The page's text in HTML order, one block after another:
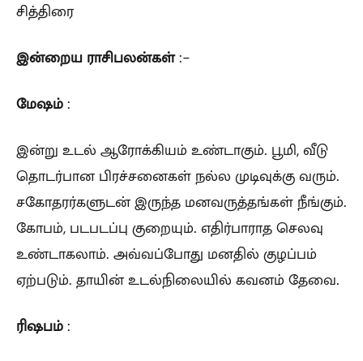
சித்திரை
இன்றைய ராசிபலன்கள்:-
மேஷம் :
இன்று உடல் ஆரோக்கியம் உண்டாகும். பூமி, வீடு
தொடர்பான பிரச்சனைகள் நல்ல முடிவுக்கு வரும்.
சகோதரர்களுடன் இருந்த மனவருத்தங்கள் நீங்கும்.
கோபம், படபடப்பு குறையும். எதிர்பாராத செலவு
உண்டாகலாம். அவ்வப்போது மனதில் குழப்பம்
ஏற்படும். தாயின் உடல்நிலையில் கவனம் தேவை.
ரிஷபம் :